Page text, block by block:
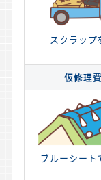
スクラップ
仮修理
ブルーシート